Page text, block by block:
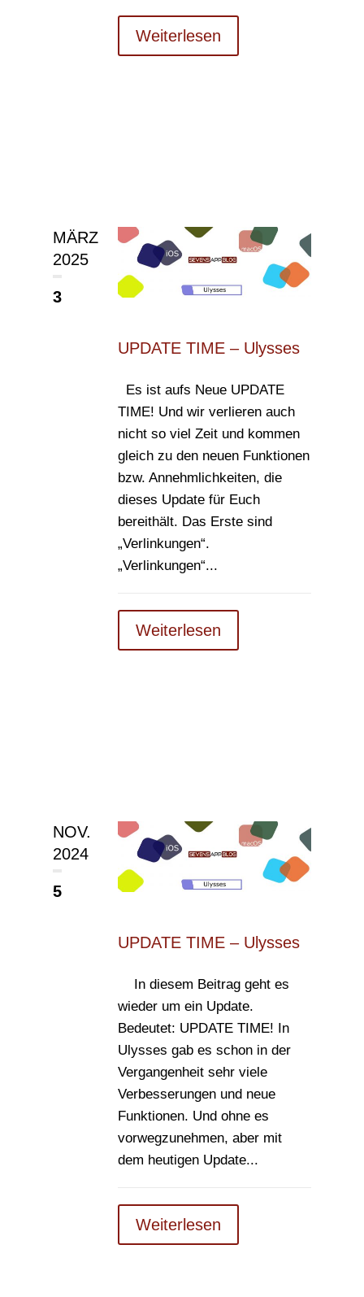
Weiterlesen
MÄRZ
2025
3
UPDATE TIME – Ulysses
Es ist aufs Neue UPDATE
TIME! Und wir verlieren auch
nicht so viel Zeit und kommen
gleich zu den neuen Funktionen
bzw. Annehmlichkeiten, die
dieses Update für Euch
bereithält. Das Erste sind
„Verlinkungen“.
„Verlinkungen“...
Weiterlesen
NOV.
2024
5
UPDATE TIME – Ulysses
In diesem Beitrag geht es
wieder um ein Update.
Bedeutet: UPDATE TIME! In
Ulysses gab es schon in der
Vergangenheit sehr viele
Verbesserungen und neue
Funktionen. Und ohne es
vorwegzunehmen, aber mit
dem heutigen Update...
Weiterlesen